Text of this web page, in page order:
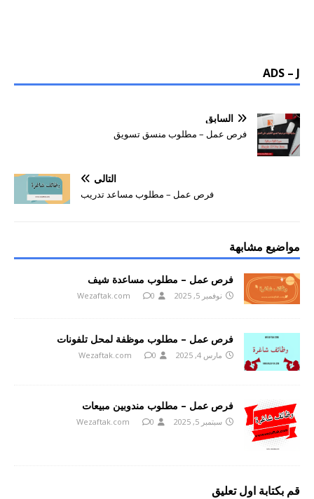
ADS – J
السابق
فرص عمل – مطلوب منسق تسويق
التالي
فرص عمل – مطلوب مساعد تدريب
مواضيع مشابهة
فرص عمل – مطلوب مساعدة شيف
نوفمبر 5, 2025 Wezaftak.com 0
فرص عمل – مطلوب موظفة لمحل تلفونات
مارس 4, 2025 Wezaftak.com 0
فرص عمل – مطلوب مندوبين مبيعات
سبتمبر 5, 2025 Wezaftak.com 0
قم بكتابة اول تعليق